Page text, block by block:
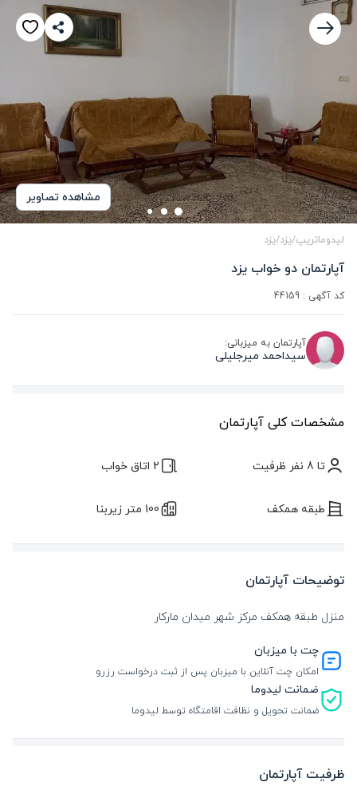
مشاهده تصاویر
لیدوماتریپ/یزد/یزد
آپارتمان دو خواب یزد
کد آگهی : 44159
آپارتمان به میزبانی:
سیداحمد میرجلیلی
مشخصات کلی آپارتمان
تا 8 نفر ظرفیت 2 اتاق خواب
طبقه همکف 100 متر زیربنا
توضیحات آپارتمان
منزل طبقه همکف مرکز شهر میدان مارکار
چت با میزبان
امکان چت آنلاین با میزبان پس از ثبت درخواست رزرو
ضمانت لیدوما
ضمانت تحویل و نظافت اقامتگاه توسط لیدوما
ظرفیت آپارتمان